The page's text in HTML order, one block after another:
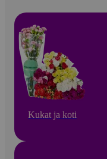
Kukat ja koti